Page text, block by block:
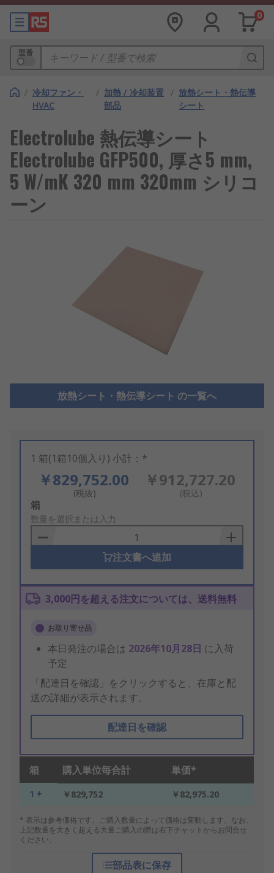
0
型番
/ 冷却ファン・
HVAC
/ 加熱 / 冷却装置
部品
/ 放熱シート・熱伝導
シート
Electrolube 熱伝導シート
Electrolube GFP500, 厚さ5 mm,
5 W/mK 320 mm 320mm シリコ
ーン
放熱シート・熱伝導シート の一覧へ
1 箱(1箱10個入り) 小計：*
￥829,752.00
(税抜)
￥912,727.20
(税込)
Add
to
Basket
箱
数量を選択または入力
注文書へ追加
3,000円を超える注文については、送料無料
お取り寄せ品
本日発注の場合は 2026年10月28日 に入荷
予定
「配達日を確認」をクリックすると、在庫と配
送の詳細が表示されます。
配達日を確認
箱 購入単位毎合計 単価*
1 + ￥829,752 ￥82,975.20
* 表示は参考価格です。ご購入数量によって価格は変動します。なお、
上記数量を大きく超える大量ご購入の際は右下チャットからお問合せ
ください。
部品表に保存